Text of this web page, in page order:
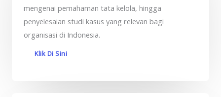
mengenai pemahaman tata kelola, hingga
penyelesaian studi kasus yang relevan bagi
organisasi di Indonesia.
Klik Di Sini